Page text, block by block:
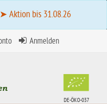
Aktion bis 31.08.26
Anmelden
DE-ÖKO-037